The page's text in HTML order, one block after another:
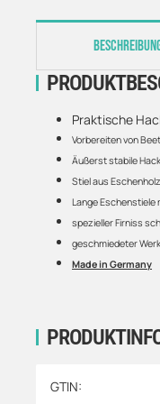
weitere
Produkteigenschaft
Wert
GTIN:
Praktische
Vorbereiten von
Äußerst stabile
Stiel aus
Lange Eschenstiele
spezieller Firniss
geschmiedeter
Made in Germany